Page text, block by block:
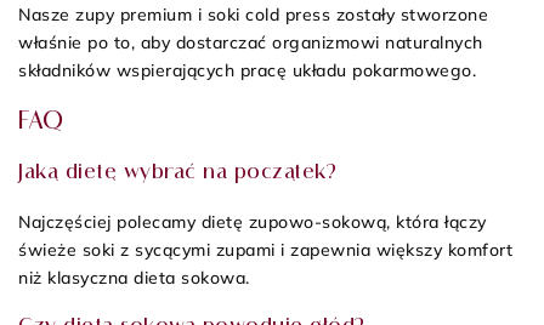
Nasze zupy premium i soki cold press zostały stworzone
właśnie po to, aby dostarczać organizmowi naturalnych
składników wspierających pracę układu pokarmowego.
FAQ
Jaką dietę wybrać na początek?
Najczęściej polecamy dietę zupowo-sokową, która łączy
świeże soki z sycącymi zupami i zapewnia większy komfort
niż klasyczna dieta sokowa.